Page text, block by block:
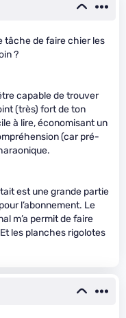
tâche de faire chier les
?
capable de trouver
(très) fort de ton
à lire, économisant un
(car pré-
est une grande partie
l’abonnement. Le
m’a permit de faire
les planches rigolotes